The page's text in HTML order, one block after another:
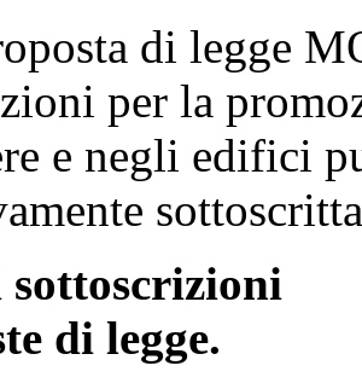
di legge
per la
e negli edifici
di legge.